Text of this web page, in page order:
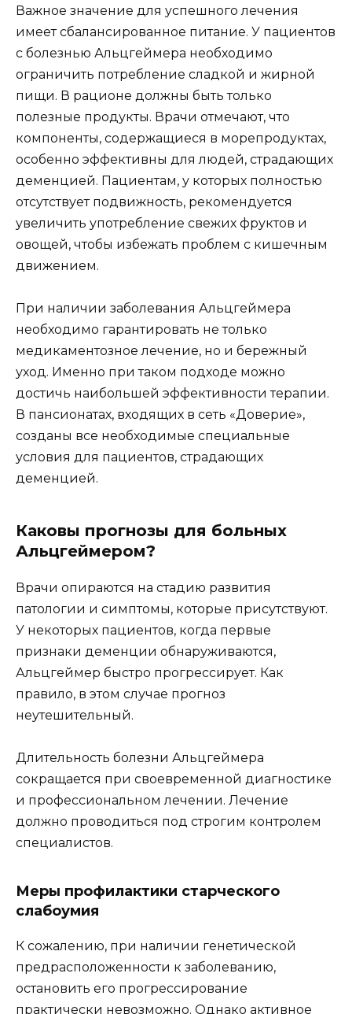
Важное значение для успешного лечения
имеет сбалансированное питание. У пациентов
с болезнью Альцгеймера необходимо
ограничить потребление сладкой и жирной
пищи. В рационе должны быть только
полезные продукты. Врачи отмечают, что
компоненты, содержащиеся в морепродуктах,
особенно эффективны для людей, страдающих
деменцией. Пациентам, у которых полностью
отсутствует подвижность, рекомендуется
увеличить употребление свежих фруктов и
овощей, чтобы избежать проблем с кишечным
движением.
При наличии заболевания Альцгеймера
необходимо гарантировать не только
медикаментозное лечение, но и бережный
уход. Именно при таком подходе можно
достичь наибольшей эффективности терапии.
В пансионатах, входящих в сеть «Доверие»,
созданы все необходимые специальные
условия для пациентов, страдающих
деменцией.
Каковы прогнозы для больных
Альцгеймером?
Врачи опираются на стадию развития
патологии и симптомы, которые присутствуют.
У некоторых пациентов, когда первые
признаки деменции обнаруживаются,
Альцгеймер быстро прогрессирует. Как
правило, в этом случае прогноз
неутешительный.
Длительность болезни Альцгеймера
сокращается при своевременной диагностике
и профессиональном лечении. Лечение
должно проводиться под строгим контролем
специалистов.
Меры профилактики старческого
слабоумия
К сожалению, при наличии генетической
предрасположенности к заболеванию,
остановить его прогрессирование
практически невозможно. Однако активное